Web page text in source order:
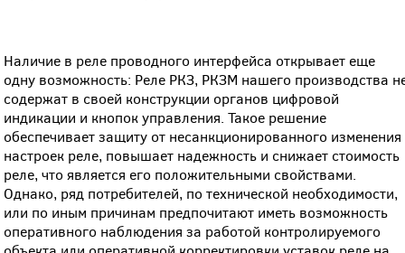
Наличие в реле проводного интерфейса открывает еще
одну возможность: Реле РКЗ, РКЗМ нашего производства
содержат в своей конструкции органов цифровой
индикации и кнопок управления. Такое решение
обеспечивает защиту от несанкционированного изменения
настроек реле, повышает надежность и снижает стоимость
реле, что является его положительными свойствами.
Однако, ряд потребителей, по технической необходимости,
или по иным причинам предпочитают иметь возможность
оперативного наблюдения за работой контролируемого